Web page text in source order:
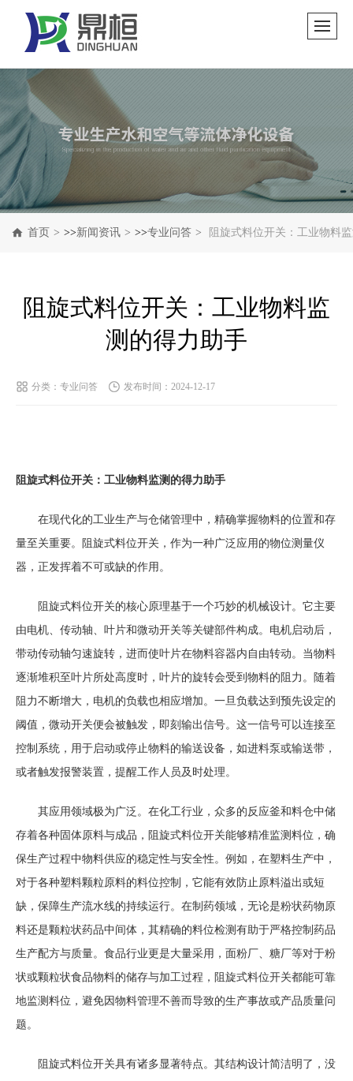
首页 >>新闻资讯 >>专业问答 阻旋式料位开关：工业物料
阻旋式料位开关：工业物料监
测的得力助手
分类：专业问答 发布时间：2024-12-17
阻旋式料位开关：工业物料监测的得力助手
在现代化的工业生产与仓储管理中，精确掌握物料的位置和存
量至关重要。阻旋式料位开关，作为一种广泛应用的物位测量仪
器，正发挥着不可或缺的作用。
阻旋式料位开关的核心原理基于一个巧妙的机械设计。它主要
由电机、传动轴、叶片和微动开关等关键部件构成。电机启动后，
带动传动轴匀速旋转，进而使叶片在物料容器内自由转动。当物料
逐渐堆积至叶片所处高度时，叶片的旋转会受到物料的阻力。随着
阻力不断增大，电机的负载也相应增加。一旦负载达到预先设定的
阈值，微动开关便会被触发，即刻输出信号。这一信号可以连接至
控制系统，用于启动或停止物料的输送设备，如进料泵或输送带，
或者触发报警装置，提醒工作人员及时处理。
其应用领域极为广泛。在化工行业，众多的反应釜和料仓中储
存着各种固体原料与成品，阻旋式料位开关能够精准监测料位，确
保生产过程中物料供应的稳定性与安全性。例如，在塑料生产中，
对于各种塑料颗粒原料的料位控制，它能有效防止原料溢出或短
缺，保障生产流水线的持续运行。在制药领域，无论是粉状药物原
料还是颗粒状药品中间体，其精确的料位检测有助于严格控制药品
生产配方与质量。食品行业更是大量采用，面粉厂、糖厂等对于粉
状或颗粒状食品物料的储存与加工过程，阻旋式料位开关都能可靠
地监测料位，避免因物料管理不善而导致的生产事故或产品质量问
题。
阻旋式料位开关具有诸多显著特点。其结构设计简洁明了，没